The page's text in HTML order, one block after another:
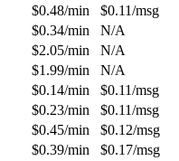
$0.48/min $0.11/msg
$0.34/min
N/A
$2.05/min
N/A
$1.99/min
N/A
$0.14/min $0.11/msg
$0.23/min $0.11/msg
$0.45/min $0.12/msg
$0.39/min $0.17/msg